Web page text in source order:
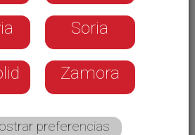
Marina Muñoz continúa su
internacionales de este
Tras su paso por la Copa del
donde se quedaba a las
Soria
Zamora
preferencias